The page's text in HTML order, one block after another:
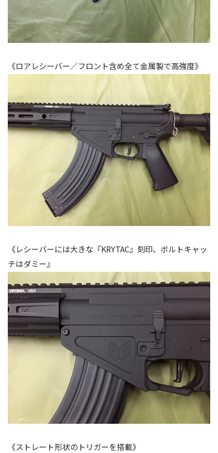
《ロアレシーバー／フロント含め全て金属製で高強度》
《レシーバーには大きな『KRYTAC』刻印、ボルトキャッ
チはダミー』
《ストレート形状のトリガーを搭載》